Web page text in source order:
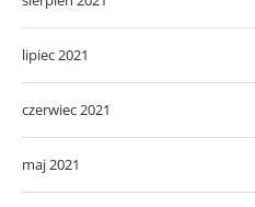
lipiec 2021
czerwiec 2021
maj 2021